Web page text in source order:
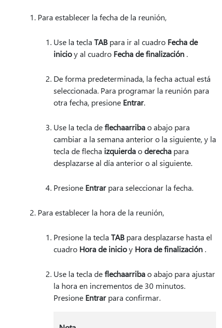
Para establecer la fecha de la reunión,
Use la tecla TAB para ir al cuadro Fecha de
inicioy al cuadro Fecha de finalización .
De forma predeterminada, la fecha actual está
seleccionada. Para programar la reunión para
otra fecha, presione Entrar.
Use la tecla deflechaarribao abajo para
cambiar a la semana anterior o la siguiente, y la
tecla de flecha izquierdaoderecha para
desplazarse al día anterior o al siguiente.
Presione Entrarpara seleccionar la fecha.
Para establecer la hora de la reunión,
Presione la tecla TAB para desplazarse hasta el
cuadro Hora de inicioy Hora de finalización .
Use la tecla deflechaarribao abajo para ajustar
la hora en incrementos de 30 minutos.
Presione Entrarpara confirmar.